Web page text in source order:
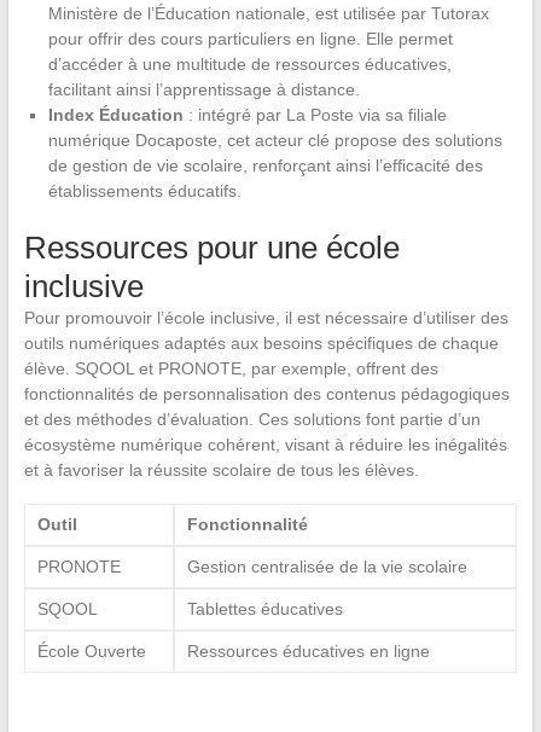
Ministère de l’Éducation nationale, est utilisée par Tutorax
pour offrir des cours particuliers en ligne. Elle permet
d’accéder à une multitude de ressources éducatives,
facilitant ainsi l’apprentissage à distance.
Index Éducation : intégré par La Poste via sa filiale
numérique Docaposte, cet acteur clé propose des solutions
de gestion de vie scolaire, renforçant ainsi l’efficacité des
établissements éducatifs.
Ressources pour une école
inclusive
Pour promouvoir l’école inclusive, il est nécessaire d’utiliser des
outils numériques adaptés aux besoins spécifiques de chaque
élève. SQOOL et PRONOTE, par exemple, offrent des
fonctionnalités de personnalisation des contenus pédagogiques
et des méthodes d’évaluation. Ces solutions font partie d’un
écosystème numérique cohérent, visant à réduire les inégalités
et à favoriser la réussite scolaire de tous les élèves.
Outil Fonctionnalité
PRONOTE Gestion centralisée de la vie scolaire
SQOOL Tablettes éducatives
École Ouverte Ressources éducatives en ligne